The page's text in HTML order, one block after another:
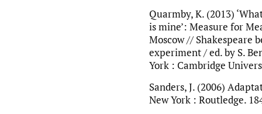
Quarmby, K. (2013)
is mine’: Measure for
Moscow // Shakespeare
experiment / ed. by S.
York : Cambridge
Sanders, J. (2006)
New York : Routledge.